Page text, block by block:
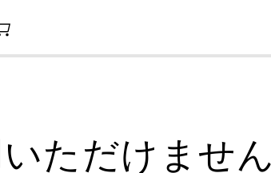
ただけません